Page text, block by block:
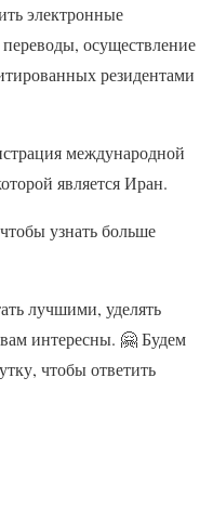
электронные
осуществление
резидентами
международной
является Иран.
узнать больше
лучшими, уделять
интересны. 🤗 Будем
чтобы ответить